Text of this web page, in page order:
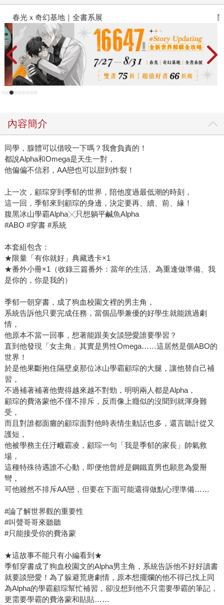
春光ｘ奇幻基地｜全書系展
內容簡介
同學，腺體可以借咬一下嗎？我會負責的！
都說Alpha和Omega是天生一對，
他偏偏不信邪，AA戀也可以甜到炸裂！
上一次，顧琮穿到季郁的世界，陪他度過最低潮的時刻，
這一回，季郁來到顧琮的身邊，決定要再、續、前、緣！
腹黑冰山學霸Alpha╳只想躺平鹹魚Alpha
#ABO #穿書 #系統
本套組包含：
★限量「有你就好」典藏透卡×1
★番外小冊×1（收錄三篇番外：當年的生活、為重逢做準備、我
是你的，你是我的）
季郁一朝穿書，成了狗血校園文裡的男主角，
系統告訴他只要完成任務，當個品學兼優的好學生就能跳過劇
情，
他原本不當一回事，想著能跟美女談戀愛誰要學習？
直到他發現「女主角」其實是男性Omega……這居然是個ABO的
世界！
於是他果斷抱住隔壁桌那位冰山學霸顧琮的大腿，讓他替自己補
習，
不過補著補著他覺得越來越不對勁，明明兩人都是Alpha，
顧琮的費洛蒙他不僅不排斥，反而像上癮似的沒聞到就渾身難
受，
而且對誰都面癱的顧琮面對他時表情生動話也多，還言聽計從又
護短，
他被學務主任汙衊霸凌，顧琮一句「我是季郁的家長」帥氣救
場，
這種特殊待遇誰不心動，即便他曾經是鋼鐵直男也願意為愛掰
彎，
可他雖然不排斥AA戀，但要在下面可能還得做點心理準備……
#論了解世界觀的重要性
#叫聲哥哥來聽聽
#只能接受你的費洛蒙
★這故事不能只有小編看到★
季郁穿書成了狗血校園文的Alpha男主角，系統告訴他不好好讀書
就要談戀愛！為了躲避荒唐劇情，原本想擺爛的他不得已找上同
為Alpha的學霸顧琮幫忙補習，卻沒想到他不只需要學霸的筆記，
更需要學霸的費洛蒙和貼貼……